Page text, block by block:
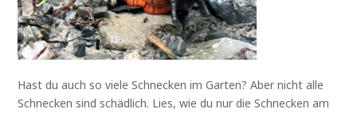
Hast du auch so viele Schnecken im Garten? Aber nicht alle
Schnecken sind schädlich. Lies, wie du nur die Schnecken am